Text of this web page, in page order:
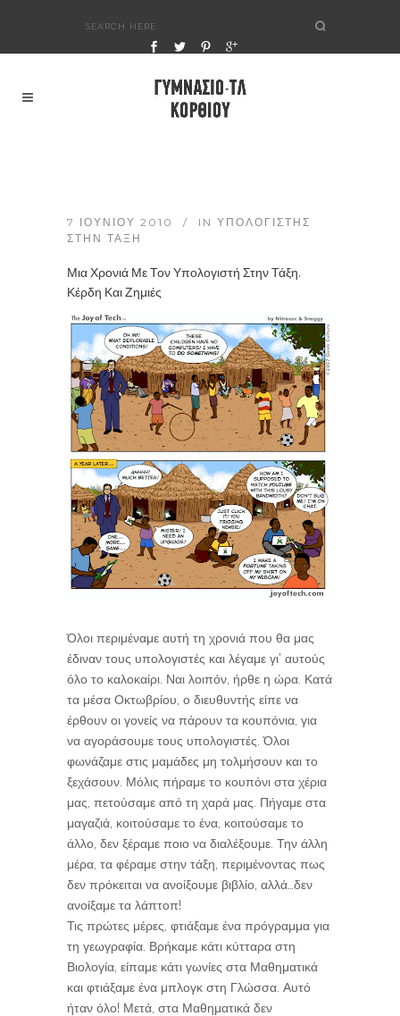
7 ΙΟΥΝΊΟΥ 2010 IN ΥΠΟΛΟΓΙΣΤΉΣ
ΣΤΗΝ ΤΆΞΗ
Μια Χρονιά Με Τον Υπολογιστή Στην Τάξη.
Κέρδη Και Ζημιές
Όλοι περιμέναμε αυτή τη χρονιά που θα μας
έδιναν τους υπολογιστές και λέγαμε γι’ αυτούς
όλο το καλοκαίρι. Ναι λοιπόν, ήρθε η ώρα. Κατά
τα μέσα Οκτωβρίου, ο διευθυντής είπε να
έρθουν οι γονείς να πάρουν τα κουπόνια, για
να αγοράσουμε τους υπολογιστές. Όλοι
φωνάζαμε στις μαμάδες μη τολμήσουν και το
ξεχάσουν. Μόλις πήραμε το κουπόνι στα χέρια
μας, πετούσαμε από τη χαρά μας. Πήγαμε στα
μαγαζιά, κοιτούσαμε το ένα, κοιτούσαμε το
άλλο, δεν ξέραμε ποιο να διαλέξουμε. Την άλλη
μέρα, τα φέραμε στην τάξη, περιμένοντας πως
δεν πρόκειται να ανοίξουμε βιβλίο, αλλά…δεν
ανοίξαμε τα λάπτοπ!
Τις πρώτες μέρες, φτιάξαμε ένα πρόγραμμα για
τη γεωγραφία. Βρήκαμε κάτι κύτταρα στη
Βιολογία, είπαμε κάτι γωνίες στα Μαθηματικά
και φτιάξαμε ένα μπλογκ στη Γλώσσα. Αυτό
ήταν όλο! Μετά, στα Μαθηματικά δεν